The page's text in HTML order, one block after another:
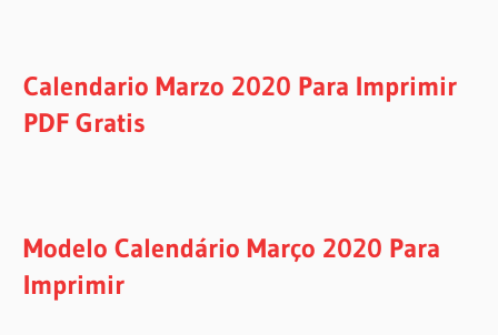
Calendario Marzo 2020 Para Imprimir
PDF Gratis
Modelo Calendário Março 2020 Para
Imprimir